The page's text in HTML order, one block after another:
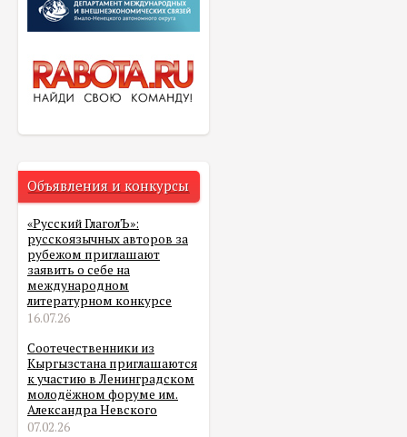
Объявления и конкурсы
«Русский ГлаголЪ»:
русскоязычных авторов за
рубежом приглашают
заявить о себе на
международном
литературном конкурсе
16.07.26
Соотечественники из
Кыргызстана приглашаются
к участию в Ленинградском
молодёжном форуме им.
Александра Невского
07.02.26